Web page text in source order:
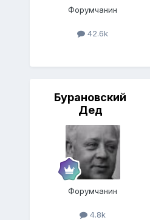
Форумчанин
42.6k
Бурановский
Дед
Форумчанин
4.8k